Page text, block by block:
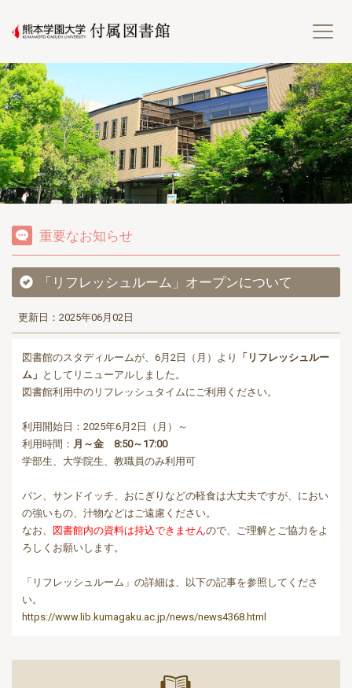
熊
重要なお知らせ
「リフレッシュルーム」オープンについて
更新日：2025年06月02日
図書館のスタディルームが、6月2日（月）より
「リフレッシュルー
ム」 としてリニューアルしました。
図書館利用中のリフレッシュタイムにご利用ください。
利用開始日：2025年6月2日（月）～
利用時間： 月～金 8:50～17:00
学部生、大学院生、教職員のみ利用可
パン、サンドイッチ、おにぎりなどの軽食は大丈夫ですが、におい
の強いもの、汁物などはご遠慮ください。
なお、
図書館内の資料は持込できませんので、ご理解とご協力をよ
ろしくお願いします。
「リフレッシュルーム」の詳細は、以下の記事を参照してくださ
い。
https://www.lib.kumagaku.ac.jp/news/news4368.html